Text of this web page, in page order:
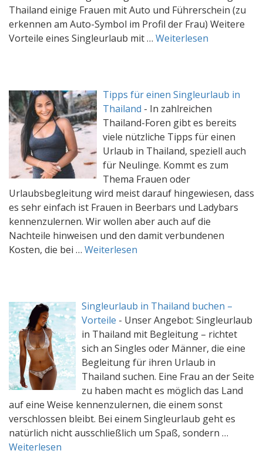
Thailand einige Frauen mit Auto und Führerschein (zu
erkennen am Auto-Symbol im Profil der Frau) Weitere
Vorteile eines Singleurlaub mit … Weiterlesen
Tipps für einen Singleurlaub in
Thailand - In zahlreichen
Thailand-Foren gibt es bereits
viele nützliche Tipps für einen
Urlaub in Thailand, speziell auch
für Neulinge. Kommt es zum
Thema Frauen oder
Urlaubsbegleitung wird meist darauf hingewiesen, dass
es sehr einfach ist Frauen in Beerbars und Ladybars
kennenzulernen. Wir wollen aber auch auf die
Nachteile hinweisen und den damit verbundenen
Kosten, die bei … Weiterlesen
Singleurlaub in Thailand buchen –
Vorteile - Unser Angebot: Singleurlaub
in Thailand mit Begleitung – richtet
sich an Singles oder Männer, die eine
Begleitung für ihren Urlaub in
Thailand suchen. Eine Frau an der Seite
zu haben macht es möglich das Land
auf eine Weise kennenzulernen, die einem sonst
verschlossen bleibt. Bei einem Singleurlaub geht es
natürlich nicht ausschließlich um Spaß, sondern …
Weiterlesen